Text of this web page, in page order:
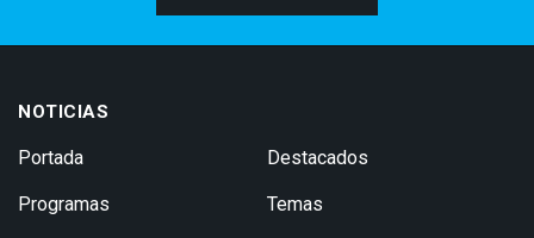
NOTICIAS
Portada
Programas
Destacados
Temas